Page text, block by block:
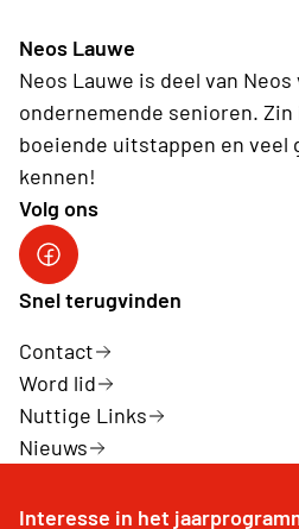
Neos Lauwe
Neos Lauwe is deel van
ondernemende senioren.
boeiende uitstappen en veel
kennen!
Volg ons
Facebook Neos Lauwe
Snel terugvinden
Contact
Word lid
Nuttige Links
Nieuws
Interesse in het